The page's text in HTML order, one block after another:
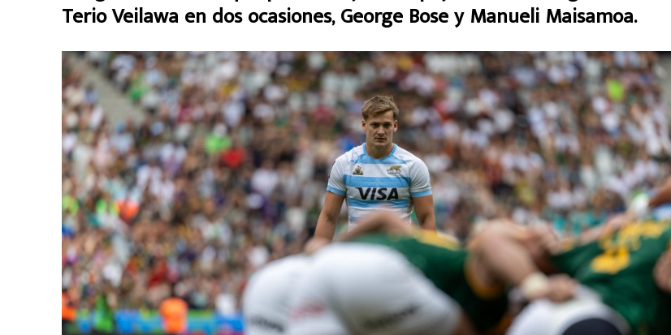
Terio Veilawa en dos ocasiones, George Bose y Manueli Maisamoa.